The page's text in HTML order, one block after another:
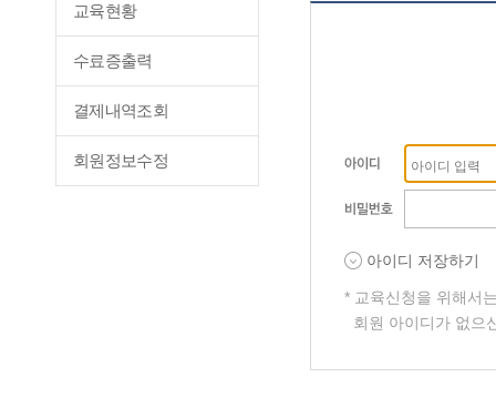
교육현황
수료증출력
결제내역조회
회원정보수정
아이디 저장하기
* 교육신청을 위해서
회원 아이디가 없으